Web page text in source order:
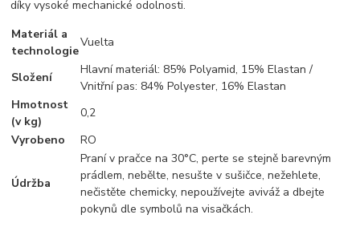
díky vysoké mechanické odolnosti.
Materiál a
technologie
Vuelta
Složení
Hlavní materiál: 85% Polyamid, 15% Elastan /
Vnitřní pas: 84% Polyester, 16% Elastan
Hmotnost
(v kg)
0,2
Vyrobeno
RO
Údržba
Praní v pračce na 30°C, perte se stejně barevným
prádlem, nebělte, nesušte v sušičce, nežehlete,
nečistěte chemicky, nepoužívejte aviváž a dbejte
pokynů dle symbolů na visačkách.